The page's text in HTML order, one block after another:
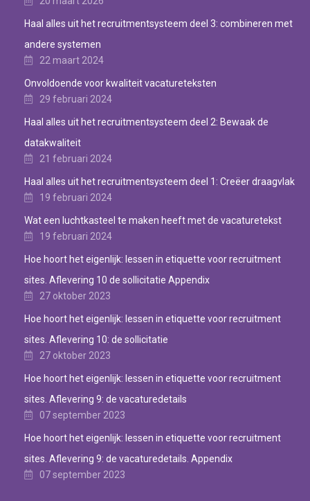
Haal alles uit het recruitmentsysteem deel 3: combineren met
andere systemen
22 maart 2024
Onvoldoende voor kwaliteit vacatureteksten
29 februari 2024
Haal alles uit het recruitmentsysteem deel 2: Bewaak de
datakwaliteit
21 februari 2024
Haal alles uit het recruitmentsysteem deel 1: Creëer draagvlak
19 februari 2024
Wat een luchtkasteel te maken heeft met de vacaturetekst
19 februari 2024
Hoe hoort het eigenlijk: lessen in etiquette voor recruitment
sites. Aflevering 10 de sollicitatie Appendix
27 oktober 2023
Hoe hoort het eigenlijk: lessen in etiquette voor recruitment
sites. Aflevering 10: de sollicitatie
27 oktober 2023
Hoe hoort het eigenlijk: lessen in etiquette voor recruitment
sites. Aflevering 9: de vacaturedetails
07 september 2023
Hoe hoort het eigenlijk: lessen in etiquette voor recruitment
sites. Aflevering 9: de vacaturedetails. Appendix
07 september 2023